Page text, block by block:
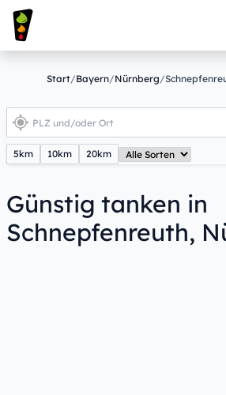
Start/Bayern/Nürnberg/
5km 10km 20km
Günstig tanken in
Schnepfenreuth,